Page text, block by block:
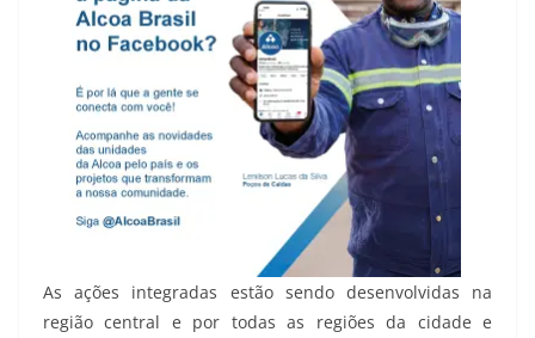
As ações integradas estão sendo desenvolvidas na
região central e por todas as regiões da cidade e